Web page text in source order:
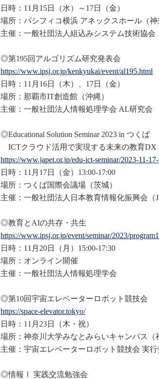
日時：11月15日（水）～17日（金）
場所：パシフィコ横浜 アネックスホール（神
主催：一般社団法人組込みシステム技術協会
◎第195回アルゴリズム研究発表会
https://www.ipsj.or.jp/kenkyukai/event/al195.html
日時：11月16日（木）、17日（金）
場所：那覇市IT創造館（沖縄）
主催：一般社団法人情報処理学会 AL研究会
◎Educational Solution Seminar 2023 in つくば
ICTクラウド活用で実現する未来の教育DX
https://www.japet.or.jp/edu-ict-seminar/2023-11-
日時：11月17日（金）13:00-17:00
場所：つくば国際会議場（茨城）
主催：一般社団法人日本教育情報化振興会（
◎教育とAIの共存・共生
https://www.ipsj.or.jp/event/seminar/2023/
日時：11月20日（月）15:00-17:30
場所：オンライン開催
主催：一般社団法人情報処理学会
◎第10回宇宙エレベーターロボット競技会
https://space-elevator.tokyo/
日時：11月23日（木・祝）
場所：神奈川大学みなとみらいキャンパス（
主催：宇宙エレベーターロボット競技会 実行
◎情報Ⅰ 実践交流勉強会